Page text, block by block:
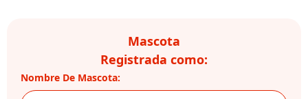
Mascota
Registrada como:
Nombre De Mascota: